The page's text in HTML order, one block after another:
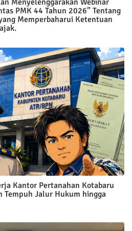
Menyelenggarakan Webinar
PMK 44 Tahun 2026” Tentang
Memperbaharui Ketentuan
Kantor Pertanahan Kotabaru
Tempuh Jalur Hukum hingga